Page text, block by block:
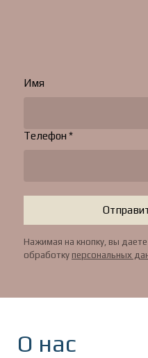
Имя
Телефон *
Нажимая на кнопку, вы даете
обработку персональных
О нас